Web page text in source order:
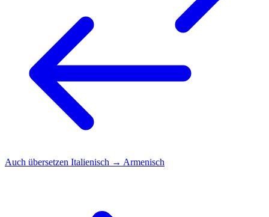
Auch übersetzen Italienisch → Armenisch